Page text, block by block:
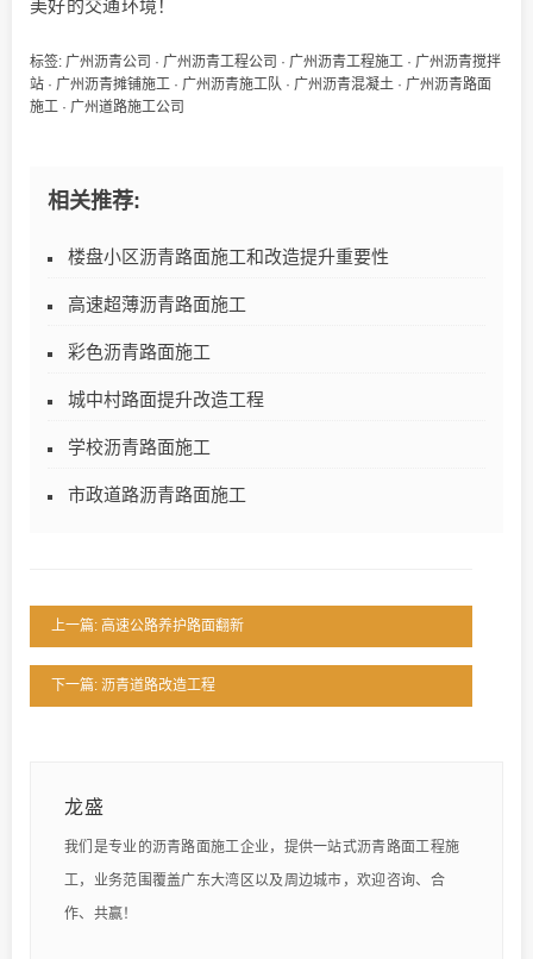
美好的交通环境！
标签: 广州沥青公司 · 广州沥青工程公司 · 广州沥青工程施工 · 广州沥青搅拌
站 · 广州沥青摊铺施工 · 广州沥青施工队 · 广州沥青混凝土 · 广州沥青路面
施工 · 广州道路施工公司
相关推荐:
楼盘小区沥青路面施工和改造提升重要性
高速超薄沥青路面施工
彩色沥青路面施工
城中村路面提升改造工程
学校沥青路面施工
市政道路沥青路面施工
上一篇: 高速公路养护路面翻新
下一篇: 沥青道路改造工程
龙盛
我们是专业的沥青路面施工企业，提供一站式沥青路面工程施
工，业务范围覆盖广东大湾区以及周边城市，欢迎咨询、合
作、共赢！